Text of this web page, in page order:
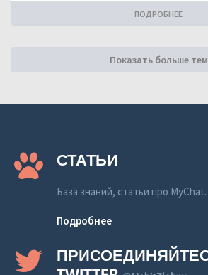
ПОДРОБНЕЕ
Показать больше тем
СТАТЬИ
База знаний, статьи про MyChat.
Подробнее